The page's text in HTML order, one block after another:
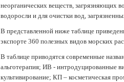
неорганических веществ, загрязняющих
водоросли и для очистки вод,
В представленной ниже таблице
экспорте 360 полезных видов морских
В таблице приводятся современные
альготерапия; ИВ -
культивирование; КП – косметическая